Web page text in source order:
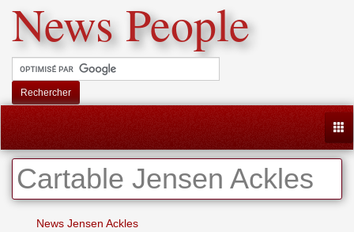
News People
Rechercher
Cartable Jensen Ackles
News Jensen Ackles